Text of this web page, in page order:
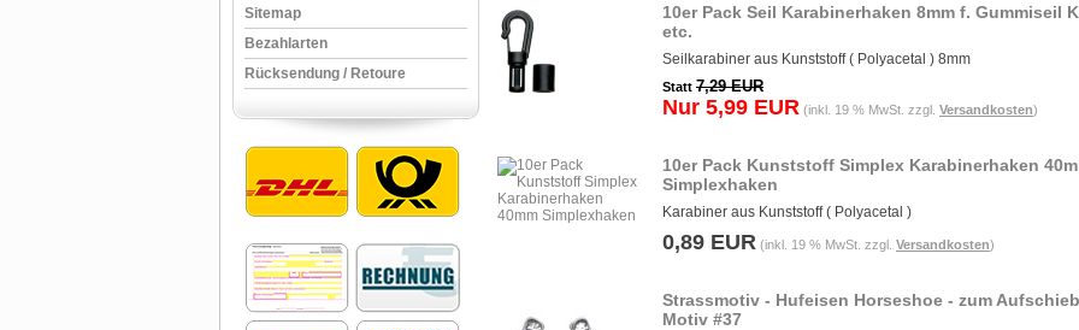
Sitemap
Bezahlarten
Rücksendung / Retoure
10er Pack Seil Karabinerhaken 8mm f. Gummiseil
etc.
Seilkarabiner aus Kunststoff ( Polyacetal ) 8mm
Statt 7,29 EUR
Nur 5,99 EUR (inkl. 19 % MwSt. zzgl. Versandkosten)
10er Pack Kunststoff Simplex Karabinerhaken
Simplexhaken
Karabiner aus Kunststoff ( Polyacetal )
0,89 EUR (inkl. 19 % MwSt. zzgl. Versandkosten)
Strassmotiv - Hufeisen Horseshoe - zum
Motiv #37